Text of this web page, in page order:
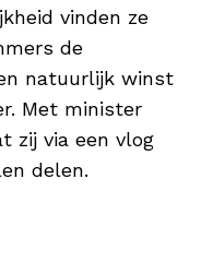
vinden ze
de
natuurlijk winst
Met minister
zij via een vlog
delen.